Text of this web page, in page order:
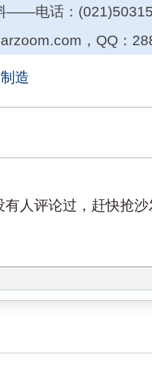
——电话：
，QQ：
造
有人评论过，赶快抢沙